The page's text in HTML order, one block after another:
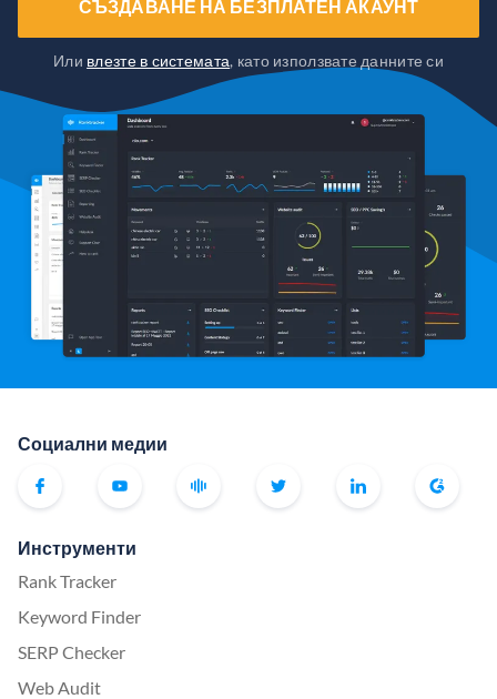
СЪЗДАВАНЕ НА БЕЗПЛАТЕН АКАУНТ
Или влезте в системата, като използвате данните си
Социални медии
Инструменти
Rank Tracker
Keyword Finder
SERP Checker
Web Audit